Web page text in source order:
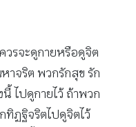
วรจะดูกายหรือดูจิต
าจริต พวกรักสุข รัก
ไปดูกายไว้ ถ้าพวก
ทิฏฐิจริตไปดูจิตไว้